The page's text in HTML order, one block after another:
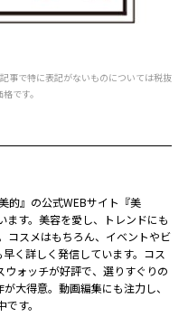
事で特に表記がないものについては税抜
です。
的』の公式WEBサイト『美
す。美容を愛し、トレンドにも
コスメはもちろん、イベントやビ
く詳しく発信しています。コス
ォッチが好評で、選りすぐりの
大得意。動画編集にも注力し、
す。